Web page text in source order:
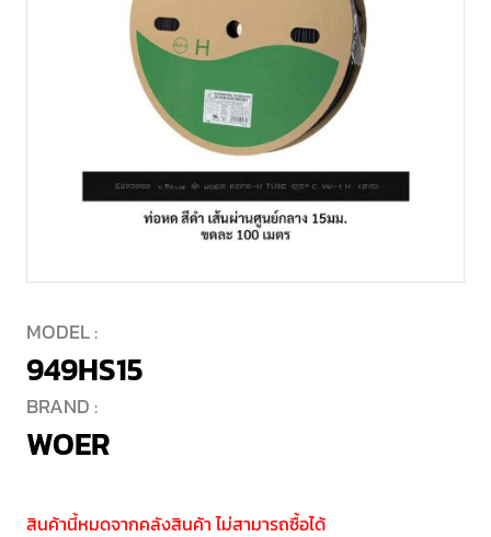
MODEL :
949HS15
BRAND :
WOER
สินค้านี้หมดจากคลังสินค้า ไม่สามารถซื้อได้